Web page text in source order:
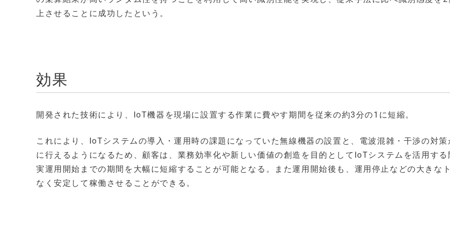
上させることに成功したという。
効果
開発された技術により、IoT機器を現場に設置する作業に費やす期間を従来の約3分の1に短縮。
これにより、IoTシステムの導入・運用時の課題になっていた無線機器の設置と、電波混雑・干渉の対策
に行えるようになるため、顧客は、業務効率化や新しい価値の創造を目的としてIoTシステムを活用する
実運用開始までの期間を大幅に短縮することが可能となる。また運用開始後も、運用停止などの大きな
なく安定して稼働させることができる。